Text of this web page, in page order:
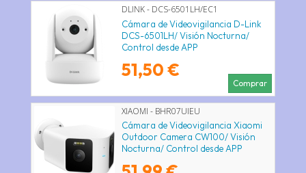
DLINK - DCS-6501LH/EC1
Cámara de Videovigilancia D-Link
DCS-6501LH/ Visión Nocturna/
Control desde APP
51,50 €
Comprar
XIAOMI - BHR07UIEU
Cámara de Videovigilancia Xiaomi
Outdoor Camera CW100/ Visión
Nocturna/ Control desde APP